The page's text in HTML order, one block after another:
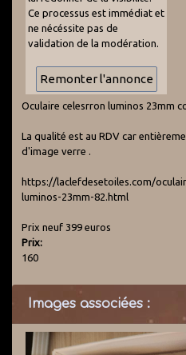
Ce processus est immédiat et
ne nécéssite pas de
validation de la modération.
Oculaire celesrron luminos 23mm
La qualité est au RDV car
d'image verre .
https://laclefdesetoiles.com/
luminos-23mm-82.html
Prix neuf 399 euros
Prix:
160
Images associées :